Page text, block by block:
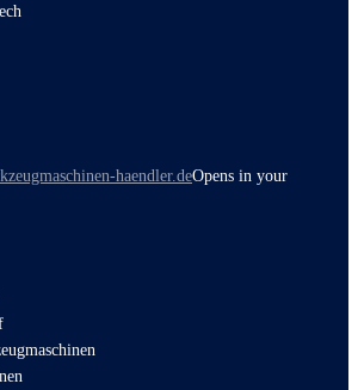
haendler.deOpens in your